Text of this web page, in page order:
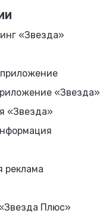
«Звезда»
«Звезда»
«Звезда»
реклама
Плюс»